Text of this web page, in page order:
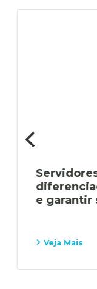
e garantir
Veja Mais